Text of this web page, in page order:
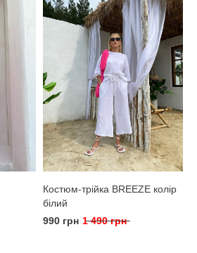
Костюм-трійка BREEZE колір
білий
990 грн 1 490 грн